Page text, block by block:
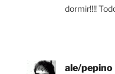
dormir!!!!
ale/pepino